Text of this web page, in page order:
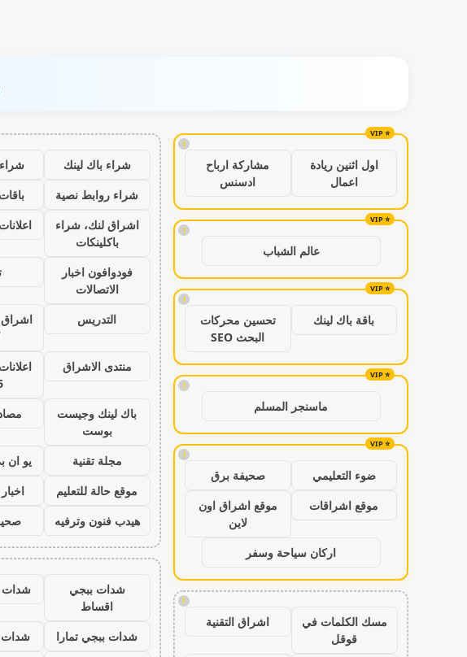
!
اول اثنين ريادة
اعمال
مشاركة ارباح
ادسنس
!
عالم الشباب
!
باقة باك لينك
تحسين محركات
البحث SEO
!
ماسنجر المسلم
!
ضوء التعليمي
صحيفة برق
موقع اشراقات
موقع اشراق اون
لاين
اركان سياحة وسفر
!
مسك الكلمات في
قوقل
اشراق التقنية
شراء باك لينك
شراء روابط نصية
اشراق لنك، شراء
باكلينكات
فودوافون اخبار
الاتصالات
التدريس
اشراق
منتدى الاشراق
باك لينك وجيست
بوست
مجلة تقنية
يو ان
موقع حالة للتعليم
اخبار 24 ساعة
هيدب فنون وترفيه
شدات ببجي
اقساط
شدات
شدات ببجي تمارا
شدات